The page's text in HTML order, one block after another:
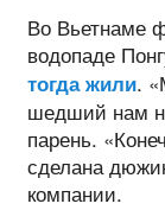
Во Вьетнаме
водопаде
тогда жили.
шедший нам
парень.
сделана
компании.